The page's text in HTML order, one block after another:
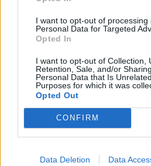
I want to opt-out of processing
Personal Data for Targeted
Opted In
I want to opt-out of Collection,
Retention, Sale, and/or
Personal Data that Is
Purposes for which it was
Opted Out
CONFIRM
Data Deletion Data
A keresett cikk a portfolio.hu
tartozik, melynek olvasása
Az előfizetés a következőket
Portfolio.hu teljes
Kötéslisták: BÉT elmúlt 2
kötéslistái